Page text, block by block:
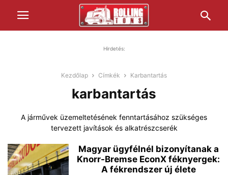
Hirdetés:
Kezdőlap Címkék Karbantartás
karbantartás
A járművek üzemeltetésének fenntartásához szükséges
tervezett javítások és alkatrészcserék
Magyar ügyfélnél bizonyítanak a
Knorr-Bremse EconX féknyergek:
A fékrendszer új élete